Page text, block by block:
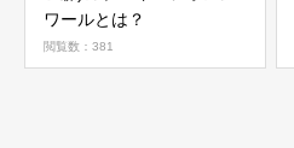
ワールとは？
閲覧数：381